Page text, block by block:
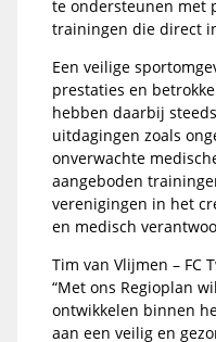
te ondersteunen met
trainingen die direct
Een veilige
prestaties en
hebben daarbij
uitdagingen zoals
onverwachte
aangeboden
verenigingen in het
en medisch
Tim van Vlijmen – FC
“Met ons Regioplan
ontwikkelen binnen
aan een veilig en